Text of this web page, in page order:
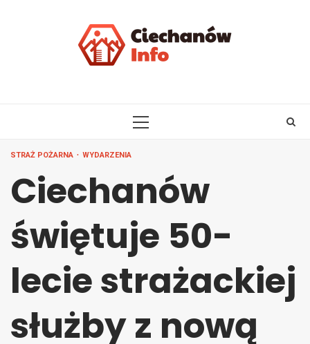
PRIMARY
STRAŻ POŻARNA WYDARZENIA
Ciechanów
świętuje 50-
lecie strażackiej
służby z nową